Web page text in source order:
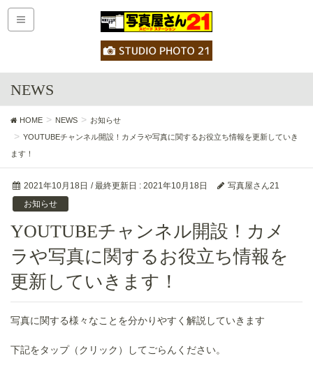
NEWS
HOME NEWS
お知らせ
YOUTUBEチャンネル開設！カメラや写真に関するお役立ち情報を更新していき
ます！
2021年10月18日 / 最終更新日 : 2021年10月18日
写真屋さん21
お知らせ
YOUTUBEチャンネル開設！カメ
ラや写真に関するお役立ち情報を
更新していきます！
写真に関する様々なことを分かりやすく解説していきます
下記をタップ（クリック）してごらんください。